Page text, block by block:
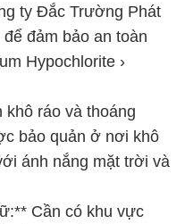
ty Đắc Trường Phát
đảm bảo an toàn
Hypochlorite ›
khô ráo và thoáng
bảo quản ở nơi khô
ánh nắng mặt trời và
Cần có khu vực